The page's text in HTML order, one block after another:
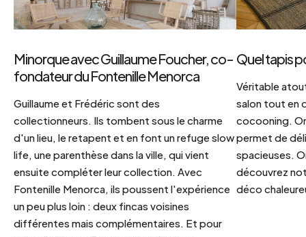
Minorque avec Guillaume Foucher, co-
fondateur du Fontenille Menorca
Guillaume et Frédéric sont des
collectionneurs. Ils tombent sous le charme
d'un lieu, le retapent et en font un refuge slow
life, une parenthèse dans la ville, qui vient
ensuite compléter leur collection. Avec
Fontenille Menorca, ils poussent l'expérience
un peu plus loin : deux fincas voisines
différentes mais complémentaires. Et pour
Quel tapis
Véritable
salon tout en
cocooning.
permet de
spacieuses.
découvrez
déco